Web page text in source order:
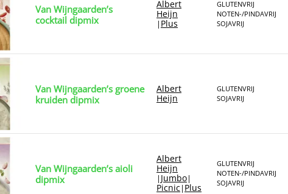
Van Wijngaarden’s
cocktail dipmix
Albert
Heijn
| Plus
GLUTENVRIJ
NOTEN-/PINDAVRIJ
SOJAVRIJ
Van Wijngaarden’s groene
kruiden dipmix
Albert
Heijn
GLUTENVRIJ
SOJAVRIJ
Van Wijngaarden’s aioli
dipmix
Albert
Heijn
| Jumbo|
Picnic| Plus
GLUTENVRIJ
NOTEN-/PINDAVRIJ
SOJAVRIJ